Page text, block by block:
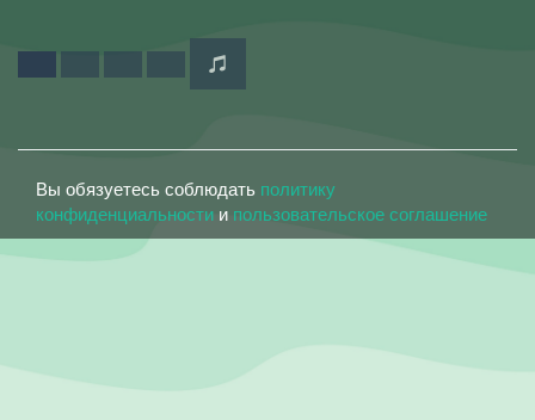
Вы обязуетесь соблюдать политику
конфиденциальности и пользовательское соглашение